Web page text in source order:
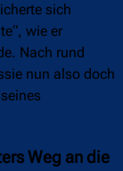
sich
wie er
Nach rund
nun also doch
Weg an die